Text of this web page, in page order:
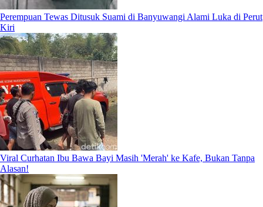
Perempuan Tewas Ditusuk Suami di Banyuwangi Alami Luka di Perut
Kiri
Viral Curhatan Ibu Bawa Bayi Masih 'Merah' ke Kafe, Bukan Tanpa
Alasan!